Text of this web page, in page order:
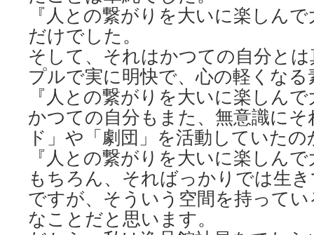
『人との繋がりを大いに楽しん
だけでした。
そして、それはかつての自分と
プルで実に明快で、心の軽くな
『人との繋がりを大いに楽しん
かつての自分もまた、無意識に
ド」や「劇団」を活動していた
『人との繋がりを大いに楽しん
もちろん、そればっかりでは生
ですが、そういう空間を持って
なことだと思います。